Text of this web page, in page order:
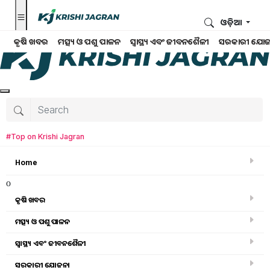
କୃଷି ଖବର ମତ୍ସ୍ୟ ଓ ପଶୁ ପାଳନ ସ୍ୱାସ୍ଥ୍ୟ ଏବଂ ଜୀବନଶୈଳୀ ସରକାରୀ
ଓଡ଼ିଆ
#Top on Krishi Jagran
Home
o
କୃଷି ଖବର
ମତ୍ସ୍ୟ ଓ ପଶୁ ପାଳନ
ସ୍ୱାସ୍ଥ୍ୟ ଏବଂ ଜୀବନଶୈଳୀ
ସରକାରୀ ଯୋଜନା
ସଫଳ କାହାଣୀ